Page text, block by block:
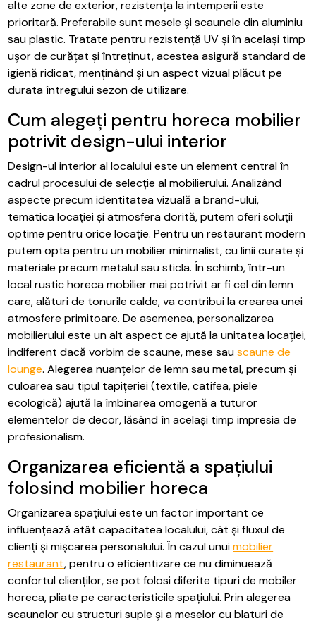
alte zone de exterior, rezistența la intemperii este
prioritară. Preferabile sunt mesele și scaunele din aluminiu
sau plastic. Tratate pentru rezistență UV și în același timp
ușor de curățat și întreținut, acestea asigură standard de
igienă ridicat, menținând și un aspect vizual plăcut pe
durata întregului sezon de utilizare.
Cum alegeți pentru horeca mobilier
potrivit design-ului interior
Design-ul interior al localului este un element central în
cadrul procesului de selecție al mobilierului. Analizând
aspecte precum identitatea vizuală a brand-ului,
tematica locației și atmosfera dorită, putem oferi soluții
optime pentru orice locație. Pentru un restaurant modern
putem opta pentru un mobilier minimalist, cu linii curate și
materiale precum metalul sau sticla. În schimb, într-un
local rustic horeca mobilier mai potrivit ar fi cel din lemn
care, alături de tonurile calde, va contribui la crearea unei
atmosfere primitoare. De asemenea, personalizarea
mobilierului este un alt aspect ce ajută la unitatea locației,
indiferent dacă vorbim de scaune, mese sauscaune de
lounge. Alegerea nuanțelor de lemn sau metal, precum și
culoarea sau tipul tapițeriei (textile, catifea, piele
ecologică) ajută la îmbinarea omogenă a tuturor
elementelor de decor, lăsând în același timp impresia de
profesionalism.
Organizarea eficientă a spațiului
folosind mobilier horeca
Organizarea spațiului este un factor important ce
influențează atât capacitatea localului, cât și fluxul de
clienți și mișcarea personalului. În cazul unuimobilier
restaurant, pentru o eficientizare ce nu diminuează
confortul clienților, se pot folosi diferite tipuri de mobiler
horeca, pliate pe caracteristicile spațiului. Prin alegerea
scaunelor cu structuri suple și a meselor cu blaturi de